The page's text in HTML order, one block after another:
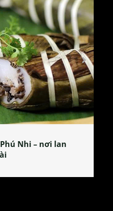
Nhi – nơi lan